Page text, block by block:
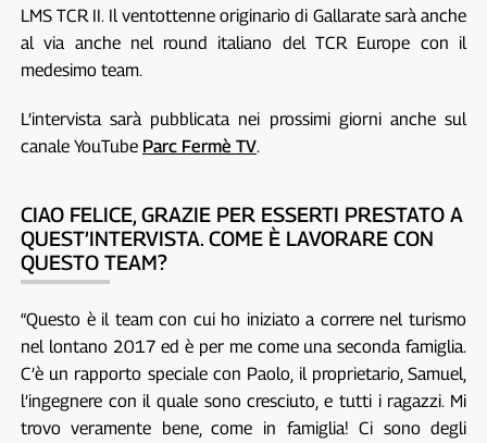
LMS TCR II. Il ventottenne originario di Gallarate sarà anche
al via anche nel round italiano del TCR Europe con il
medesimo team.
L’intervista sarà pubblicata nei prossimi giorni anche sul
canale YouTube Parc Fermè TV.
CIAO FELICE, GRAZIE PER ESSERTI PRESTATO A
QUEST’INTERVISTA. COME È LAVORARE CON
QUESTO TEAM?
“Questo è il team con cui ho iniziato a correre nel turismo
nel lontano 2017 ed è per me come una seconda famiglia.
C’è un rapporto speciale con Paolo, il proprietario, Samuel,
l’ingegnere con il quale sono cresciuto, e tutti i ragazzi. Mi
trovo veramente bene, come in famiglia! Ci sono degli